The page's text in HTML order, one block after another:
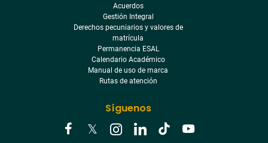
Síguenos
Acuerdos
Gestión Integral
Derechos pecuniarios y valores de
matrícula
Permanencia ESAL
Calendario Académico
Manual de uso de marca
Rutas de atención